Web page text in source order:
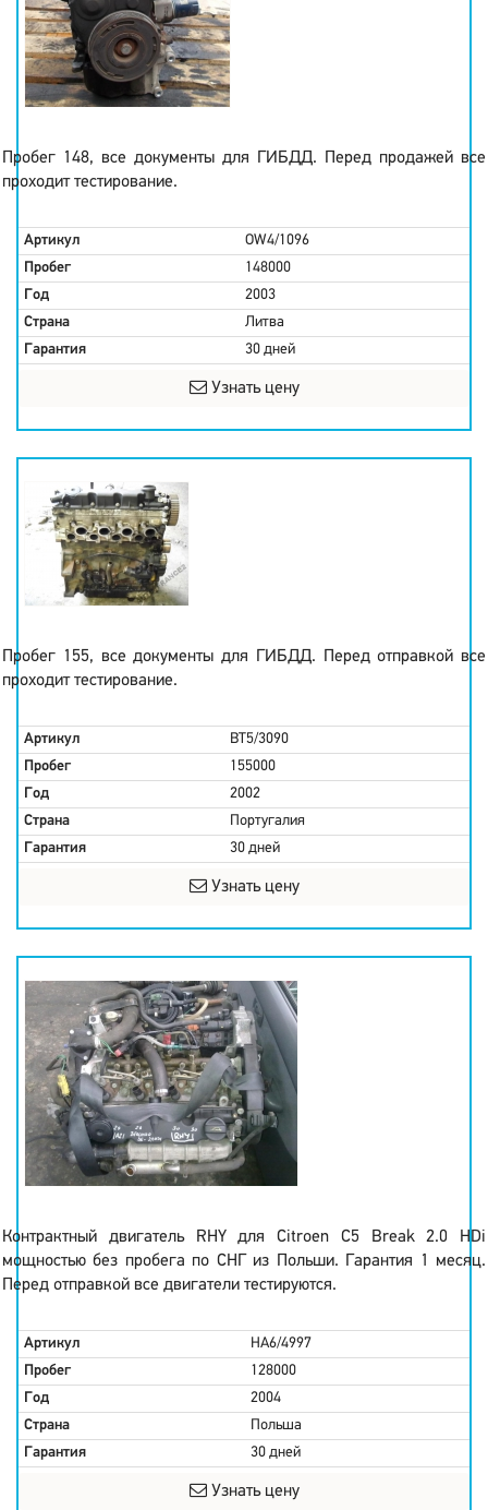
Пробег 148, все документы для ГИБДД. Перед продажей все
проходит тестирование.
Артикул
OW4/1096
Пробег
148000
Год
2003
Страна
Литва
Гарантия
30 дней
Узнать цену
Пробег 155, все документы для ГИБДД. Перед отправкой все
проходит тестирование.
Артикул
BT5/3090
Пробег
155000
Год
2002
Страна
Португалия
Гарантия
30 дней
Узнать цену
Контрактный двигатель RHY для Citroen C5 Break 2.0 HDi
мощностью без пробега по СНГ из Польши. Гарантия 1 месяц.
Перед отправкой все двигатели тестируются.
Артикул
HA6/4997
Пробег
128000
Год
2004
Страна
Польша
Гарантия
30 дней
Узнать цену